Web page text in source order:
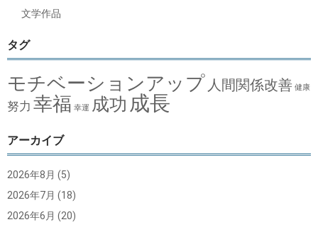
文学作品
タグ
モチベーションアップ 人間関係改善 健康
努力 幸福 幸運 成功 成長
アーカイブ
2026年8月 (5)
2026年7月 (18)
2026年6月 (20)